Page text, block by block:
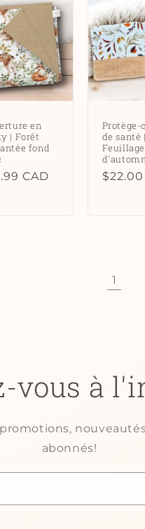
en
| Forêt
fond
CAD
Protège-
de santé |
Feuillage
Prix
1
vous à
abonnés!